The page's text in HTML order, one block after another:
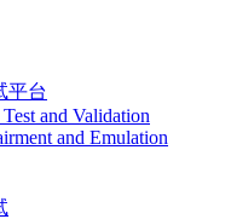
平台
and Validation
and Emulation